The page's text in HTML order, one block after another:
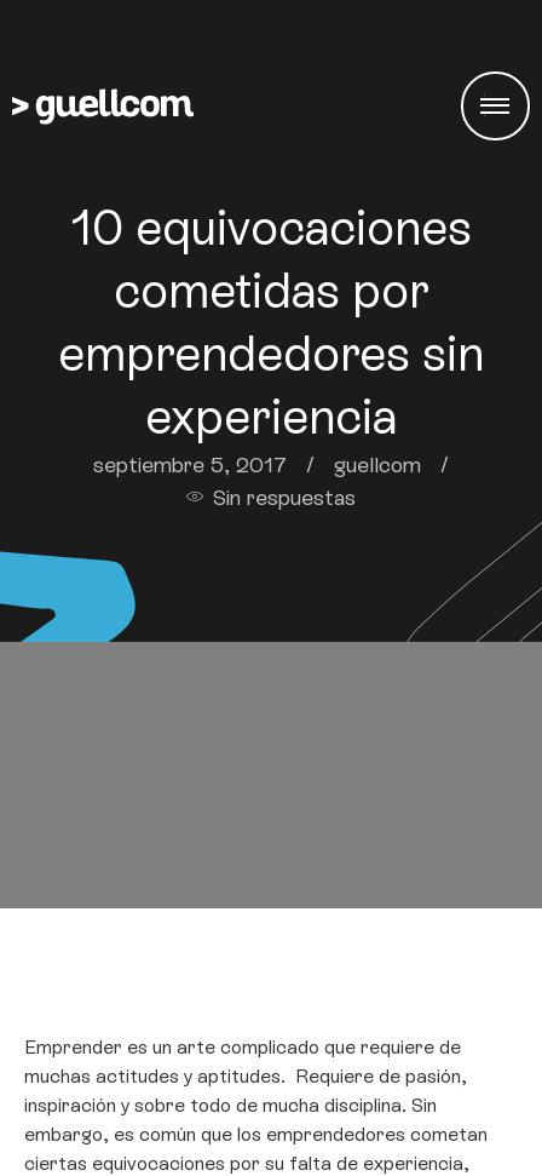
10 equivocaciones
cometidas por
emprendedores sin
experiencia
septiembre 5, 2017 / guellcom
/
Sin respuestas
Emprender es un arte complicado que requiere de
muchas actitudes y aptitudes. Requiere de pasión,
inspiración y sobre todo de mucha disciplina. Sin
embargo, es común que los emprendedores cometan
ciertas equivocaciones por su falta de experiencia,